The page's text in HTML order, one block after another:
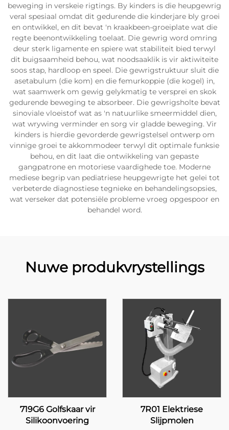
beweging in verskeie rigtings. By kinders is die heupgewrig
veral spesiaal omdat dit gedurende die kinderjare bly groei
en ontwikkel, en dit bevat 'n kraakbeen-groeiplate wat die
regte beenontwikkeling toelaat. Die gewrig word omring
deur sterk ligamente en spiere wat stabiliteit bied terwyl
dit buigsaamheid behou, wat noodsaaklik is vir aktiwiteite
soos stap, hardloop en speel. Die gewrigstruktuur sluit die
asetabulum (die kom) en die femurkoppie (die kogel) in,
wat saamwerk om gewig gelykmatig te versprei en skok
gedurende beweging te absorbeer. Die gewrigsholte bevat
sinoviale vloeistof wat as 'n natuurlike smeermiddel dien,
wat wrywing verminder en sorg vir gladde beweging. Vir
kinders is hierdie gevorderde gewrigstelsel ontwerp om
vinnige groei te akkommodeer terwyl dit optimale funksie
behou, en dit laat die ontwikkeling van gepaste
gangpatrone en motoriese vaardighede toe. Moderne
mediese begrip van pediatriese heupgewrigte het gelei tot
verbeterde diagnostiese tegnieke en behandelingsopsies,
wat verseker dat potensiële probleme vroeg opgespoor en
behandel word.
Nuwe produkvrystellings
719G6 Golfskaar vir
Silikoonvoering
7R01 Elektriese
Slijpmolen